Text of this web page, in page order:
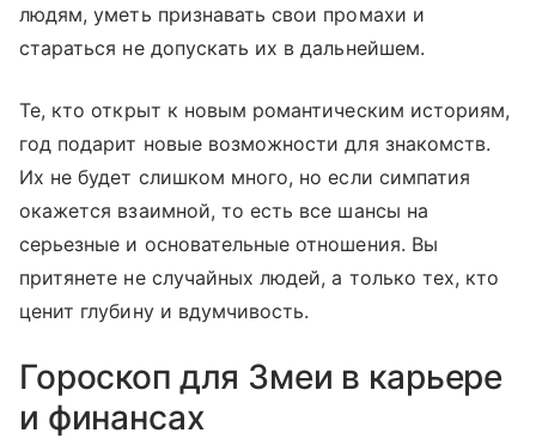
людям, уметь признавать свои промахи и
стараться не допускать их в дальнейшем.
Те, кто открыт к новым романтическим историям,
год подарит новые возможности для знакомств.
Их не будет слишком много, но если симпатия
окажется взаимной, то есть все шансы на
серьезные и основательные отношения. Вы
притянете не случайных людей, а только тех, кто
ценит глубину и вдумчивость.
Гороскоп для Змеи в карьере
и финансах